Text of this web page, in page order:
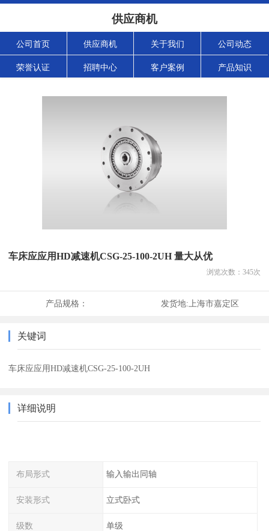
供应商机
公司首页 供应商机 关于我们 公司动态
荣誉认证 招聘中心 客户案例 产品知识
车床应应用HD减速机CSG-25-100-2UH 量大从优
浏览次数： 345次
产品规格： 发货地: 上海市嘉定区
关键词
车床应应用HD减速机CSG-25-100-2UH
详细说明
布局形式 输入输出同轴
安装形式 立式卧式
级数 单级